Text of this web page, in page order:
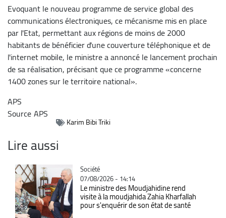
Evoquant le nouveau programme de service global des
communications électroniques, ce mécanisme mis en place
par l'Etat, permettant aux régions de moins de 2000
habitants de bénéficier d'une couverture téléphonique et de
l'internet mobile, le ministre a annoncé le lancement prochain
de sa réalisation, précisant que ce programme «concerne
1400 zones sur le territoire national».
APS
SourceAPS
Karim Bibi Triki
Lire aussi
Catégorie
Société
07/08/2026 - 14:14
Le ministre des Moudjahidine rend
visite à la moudjahida Zahia Kharfallah
pour s'enquérir de son état de santé